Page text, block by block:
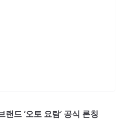
드 ‘오토 요람’ 공식 론칭